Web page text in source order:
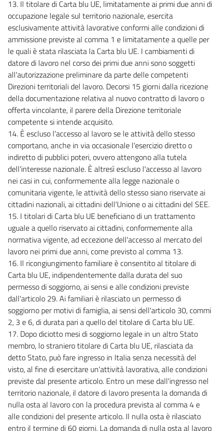
13. Il titolare di Carta blu UE, limitatamente ai primi due anni di
occupazione legale sul territorio nazionale, esercita
esclusivamente attività lavorative conformi alle condizioni di
ammissione previste al comma 1 e limitatamente a quelle per
le quali è stata rilasciata la Carta blu UE. I cambiamenti di
datore di lavoro nel corso dei primi due anni sono soggetti
all'autorizzazione preliminare da parte delle competenti
Direzioni territoriali del lavoro. Decorsi 15 giorni dalla ricezione
della documentazione relativa al nuovo contratto di lavoro o
offerta vincolante, il parere della Direzione territoriale
competente si intende acquisito.
14. È escluso l'accesso al lavoro se le attività dello stesso
comportano, anche in via occasionale l'esercizio diretto o
indiretto di pubblici poteri, ovvero attengono alla tutela
dell'interesse nazionale. È altresì escluso l'accesso al lavoro
nei casi in cui, conformemente alla legge nazionale o
comunitaria vigente, le attività dello stesso siano riservate ai
cittadini nazionali, ai cittadini dell'Unione o ai cittadini del SEE.
15. I titolari di Carta blu UE beneficiano di un trattamento
uguale a quello riservato ai cittadini, conformemente alla
normativa vigente, ad eccezione dell'accesso al mercato del
lavoro nei primi due anni, come previsto al comma 13.
16. Il ricongiungimento familiare è consentito al titolare di
Carta blu UE, indipendentemente dalla durata del suo
permesso di soggiorno, ai sensi e alle condizioni previste
dall'articolo 29. Ai familiari è rilasciato un permesso di
soggiorno per motivi di famiglia, ai sensi dell'articolo 30, commi
2, 3 e 6, di durata pari a quello del titolare di Carta blu UE.
17. Dopo diciotto mesi di soggiorno legale in un altro Stato
membro, lo straniero titolare di Carta blu UE, rilasciata da
detto Stato, può fare ingresso in Italia senza necessità del
visto, al fine di esercitare un'attività lavorativa, alle condizioni
previste dal presente articolo. Entro un mese dall'ingresso nel
territorio nazionale, il datore di lavoro presenta la domanda di
nulla osta al lavoro con la procedura prevista al comma 4 e
alle condizioni del presente articolo. Il nulla osta è rilasciato
entro il termine di 60 giorni. La domanda di nulla osta al lavoro